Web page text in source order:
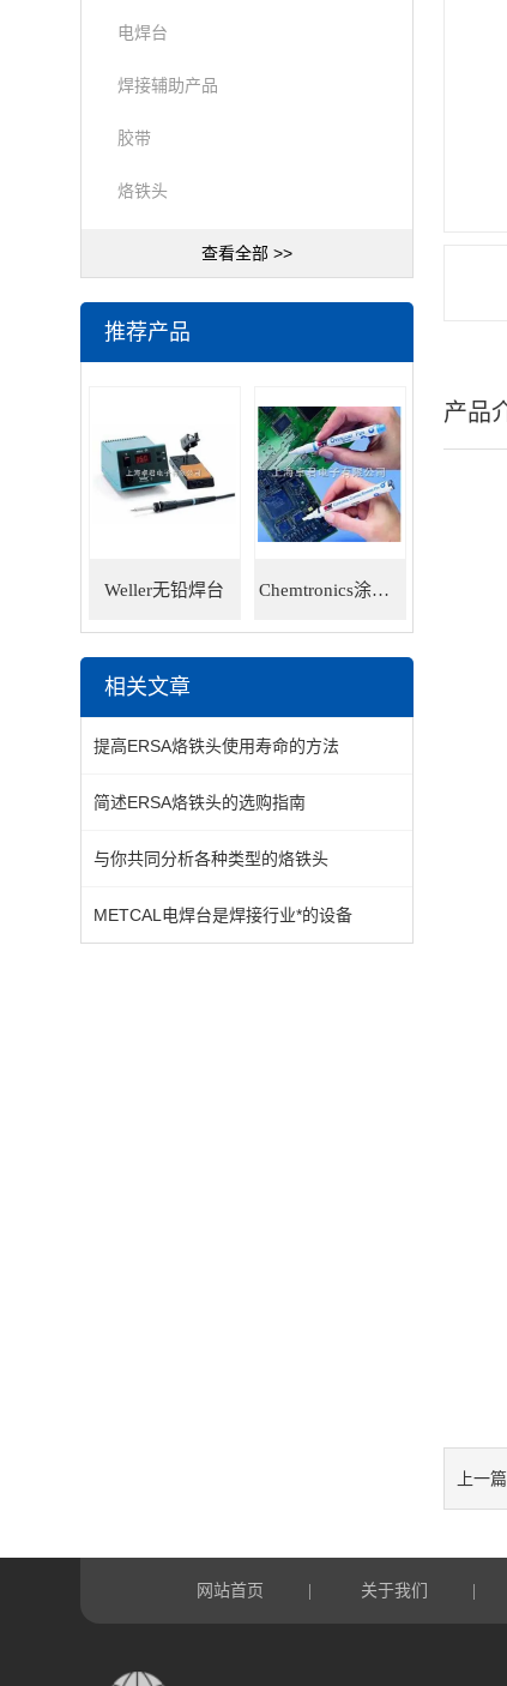
电焊台
焊接辅助产品
胶带
烙铁头
查看全部 >>
推荐产品
Weller无铅焊台 Chemtronics涂层笔
相关文章
提高ERSA烙铁头使用寿命的方法
简述ERSA烙铁头的选购指南
与你共同分析各种类型的烙铁头
METCAL电焊台是焊接行业*的设备
产品
上一篇
网站首页 关于我们